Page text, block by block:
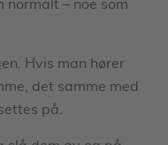
normalt – noe som
Hvis man hører
det samme med
på.